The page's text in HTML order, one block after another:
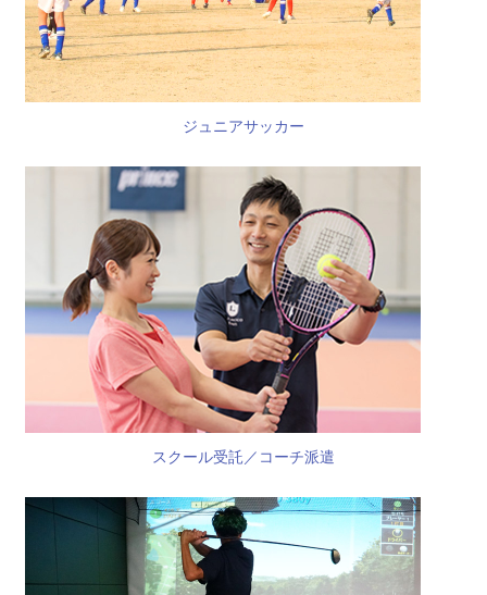
ジュニアサッカー
スクール受託／コーチ派遣